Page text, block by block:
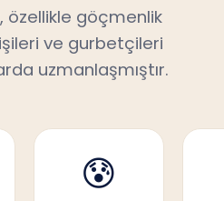
özellikle göçmenlik
ve gurbetçileri
uzmanlaşmıştır.
😰